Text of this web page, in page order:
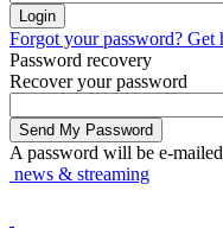
Forgot your password? Get
Password recovery
Recover your password
A password will be e-
news & streaming